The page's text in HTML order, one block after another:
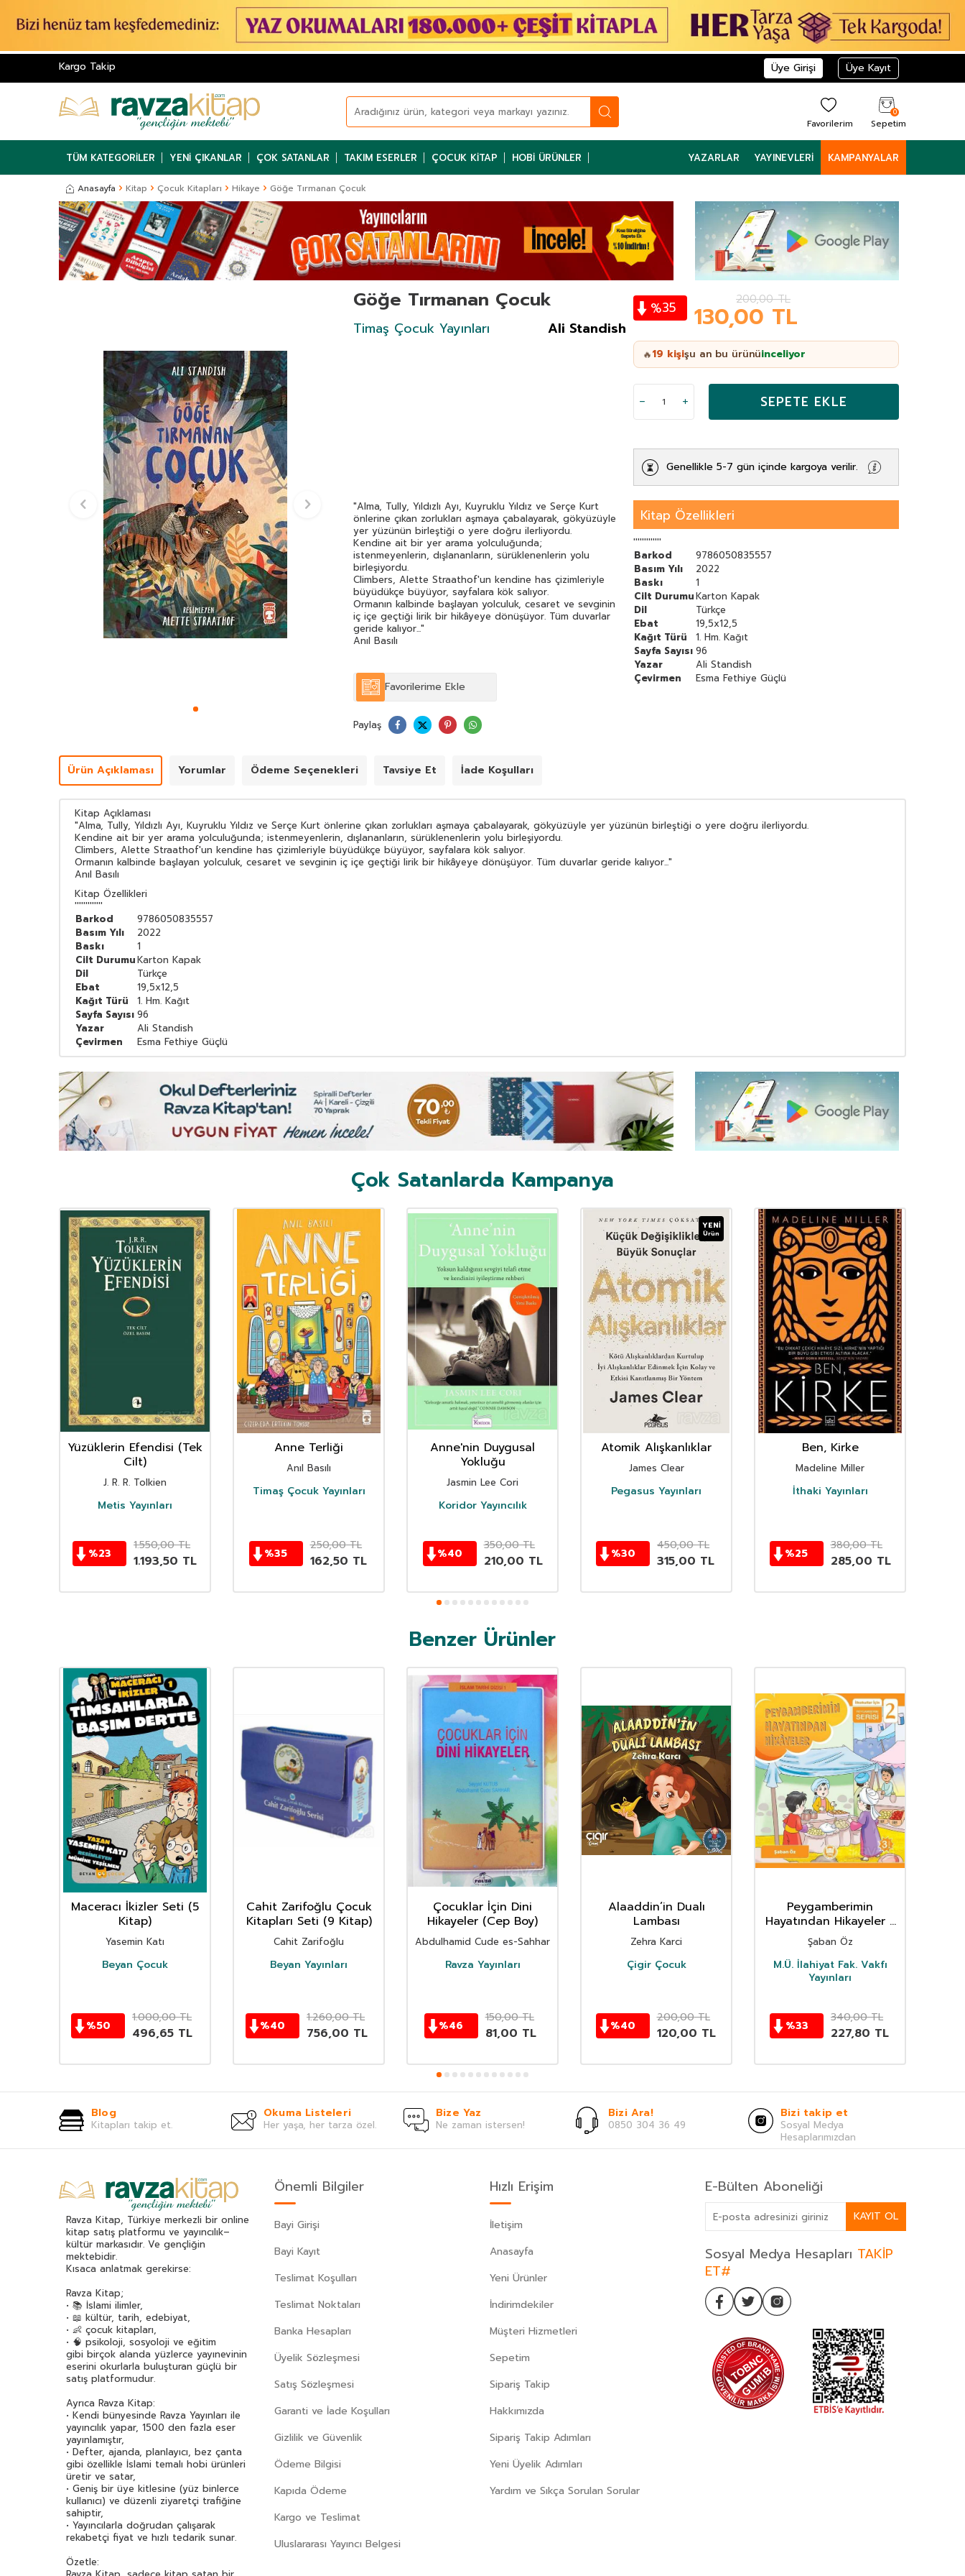
Kargo Takip Üye Girişi Üye Kayıt
Favorilerim
0
Sepetim
TÜM KATEGORILER YENI ÇIKANLAR ÇOK SATANLAR TAKIM ESERLER ÇOCUK KITAP HOBI ÜRÜNLER YAZARLAR YAYINEVLERI KAMPANYALAR
Anasayfa Kitap Çocuk Kitapları Hikaye Göğe Tırmanan Çocuk
Göğe Tırmanan Çocuk
Timaş Çocuk Yayınları Ali Standish
%35 200,00TL
130,00 TL
🔥19 kişişu an bu ürünüinceliyor
SEPETE EKLE
Genellikle 5-7 gün içinde kargoya verilir.
"Alma, Tully, Yıldızlı Ayı, Kuyruklu Yıldız ve Serçe Kurt
önlerine çıkan zorlukları aşmaya çabalayarak, gökyüzüyle
yer yüzünün birleştiği o yere doğru ilerliyordu.
Kendine ait bir yer arama yolculuğunda;
istenmeyenlerin, dışlananların, sürüklenenlerin yolu
birleşiyordu.
Climbers, Alette Straathof'un kendine has çizimleriyle
büyüdükçe büyüyor, sayfalara kök salıyor.
Ormanın kalbinde başlayan yolculuk, cesaret ve sevginin
iç içe geçtiği lirik bir hikâyeye dönüşüyor. Tüm duvarlar
geride kalıyor..."
Anıl Basılı
Kitap Özellikleri
'''''''''''''
Barkod
9786050835557
Basım Yılı
2022
Baskı
1
Cilt DurumuKarton Kapak
Dil
Türkçe
Ebat
19,5x12,5
Kağıt Türü
1. Hm. Kağıt
Sayfa Sayısı 96
Yazar
Ali Standish
Çevirmen
Esma Fethiye Güçlü
Favorilerime Ekle
Paylaş
Ürün Açıklaması Yorumlar Ödeme Seçenekleri Tavsiye Et İade Koşulları
Kitap Açıklaması
"Alma, Tully, Yıldızlı Ayı, Kuyruklu Yıldız ve Serçe Kurt önlerine çıkan zorlukları aşmaya çabalayarak, gökyüzüyle yer yüzünün birleştiği o yere doğru ilerliyordu.
Kendine ait bir yer arama yolculuğunda; istenmeyenlerin, dışlananların, sürüklenenlerin yolu birleşiyordu.
Climbers, Alette Straathof'un kendine has çizimleriyle büyüdükçe büyüyor, sayfalara kök salıyor.
Ormanın kalbinde başlayan yolculuk, cesaret ve sevginin iç içe geçtiği lirik bir hikâyeye dönüşüyor. Tüm duvarlar geride kalıyor..."
Anıl Basılı
Kitap Özellikleri
'''''''''''''
Barkod
9786050835557
Basım Yılı
2022
Baskı
1
Cilt DurumuKarton Kapak
Dil
Türkçe
Ebat
19,5x12,5
Kağıt Türü
1. Hm. Kağıt
Sayfa Sayısı 96
Yazar
Ali Standish
Çevirmen
Esma Fethiye Güçlü
Çok Satanlarda Kampanya
Yüzüklerin Efendisi (Tek
Cilt)
J. R. R. Tolkien
Metis Yayınları
%23
1.550,00TL
1.193,50 TL
Anne Terliği
Anıl Basılı
Timaş Çocuk Yayınları
%35
250,00TL
162,50 TL
Anne'nin Duygusal
Yokluğu
Jasmin Lee Cori
Koridor Yayıncılık
%40
350,00TL
210,00 TL
YENI
Ürün
Atomik Alışkanlıklar
James Clear
Pegasus Yayınları
%30
450,00TL
315,00 TL
Ben, Kirke
Madeline Miller
İthaki Yayınları
%25
380,00TL
285,00 TL
Benzer Ürünler
Maceracı İkizler Seti (5
Kitap)
Yasemin Katı
Beyan Çocuk
%50
1.000,00TL
496,65 TL
Cahit Zarifoğlu Çocuk
Kitapları Seti (9 Kitap)
Cahit Zarifoğlu
Beyan Yayınları
%40
1.260,00TL
756,00 TL
Çocuklar İçin Dini
Hikayeler (Cep Boy)
Abdulhamid Cude es-Sahhar
Ravza Yayınları
%46
150,00TL
81,00 TL
Alaaddin’in Dualı
Lambası
Zehra Karci
Çigir Çocuk
%40
200,00TL
120,00 TL
Peygamberimin
Hayatından Hikayeler /
İlkokullar İçin
Peygamberim Serisi 2
Şaban Öz
M.Ü. İlahiyat Fak. Vakfı
Yayınları
%33
340,00TL
227,80 TL
Blog
Kitapları takip et.
Okuma Listeleri
Her yaşa, her tarza özel.
Bize Yaz
Ne zaman istersen!
Bizi Ara!
0850 304 36 49
Bizi takip et
Sosyal Medya
Hesaplarımızdan
Ravza Kitap, Türkiye merkezli bir online
kitap satış platformu ve yayıncılık–
kültür markasıdır. Ve gençliğin
mektebidir.
Kısaca anlatmak gerekirse:
Ravza Kitap;
• 📚 İslami ilimler,
• 📖 kültür, tarih, edebiyat,
• 👶 çocuk kitapları,
• 🧠 psikoloji, sosyoloji ve eğitim
gibi birçok alanda yüzlerce yayınevinin
eserini okurlarla buluşturan güçlü bir
satış platformudur.
Ayrıca Ravza Kitap:
• Kendi bünyesinde Ravza Yayınları ile
yayıncılık yapar, 1500 den fazla eser
yayınlamıştır,
• Defter, ajanda, planlayıcı, bez çanta
gibi özellikle İslami temalı hobi ürünleri
üretir ve satar,
• Geniş bir üye kitlesine (yüz binlerce
kullanıcı) ve düzenli ziyaretçi trafiğine
sahiptir,
• Yayıncılarla doğrudan çalışarak
rekabetçi fiyat ve hızlı tedarik sunar.
Özetle:
Önemli Bilgiler
Bayi Girişi
Bayi Kayıt
Teslimat Koşulları
Teslimat Noktaları
Banka Hesapları
Üyelik Sözleşmesi
Satış Sözleşmesi
Garanti ve İade Koşulları
Gizlilik ve Güvenlik
Ödeme Bilgisi
Kapıda Ödeme
Kargo ve Teslimat
Uluslararası Yayıncı Belgesi
Hızlı Erişim
İletişim
Anasayfa
Yeni Ürünler
İndirimdekiler
Müşteri Hizmetleri
Sepetim
Sipariş Takip
Hakkımızda
Sipariş Takip Adımları
Yeni Üyelik Adımları
Yardım ve Sıkça Sorulan Sorular
E-Bülten Aboneliği
KAYIT OL
Sosyal Medya Hesapları TAKİP
ET#